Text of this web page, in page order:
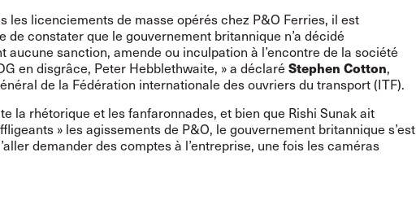
les licenciements de masse opérés chez P&O Ferries, il est
de constater que le gouvernement britannique n’a décidé
aucune sanction, amende ou inculpation à l’encontre de la société
en disgrâce, Peter Hebblethwaite, » a déclaré Stephen Cotton,
de la Fédération internationale des ouvriers du transport (ITF).
la rhétorique et les fanfaronnades, et bien que Rishi Sunak ait
» les agissements de P&O, le gouvernement britannique s’est
demander des comptes à l’entreprise, une fois les caméras